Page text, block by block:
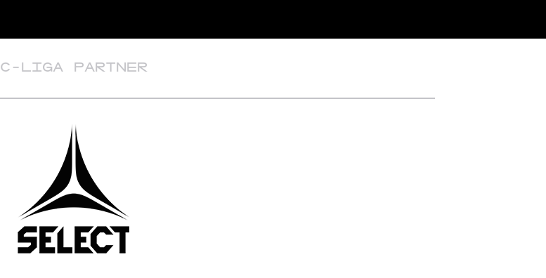
C-LIGA PARTNER